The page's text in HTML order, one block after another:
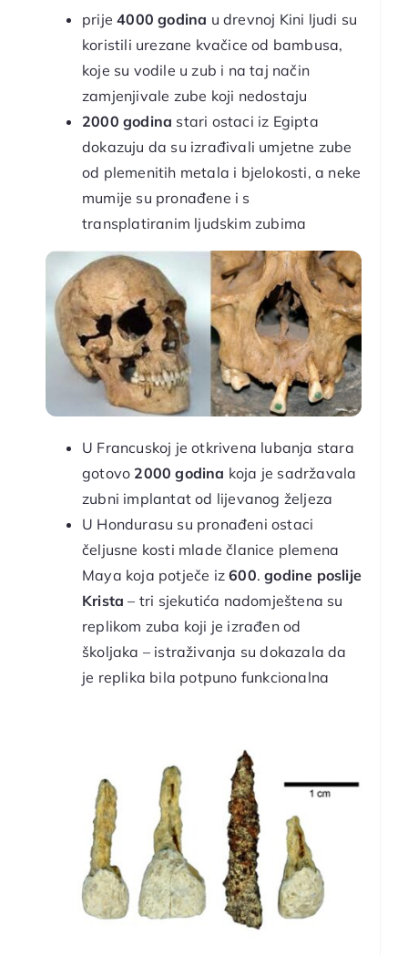
prije4000 godina u drevnoj Kini ljudi su
koristili urezane kvačice od bambusa,
koje su vodile u zub i na taj način
zamjenjivale zube koji nedostaju
2000 godina stari ostaci iz Egipta
dokazuju da su izrađivali umjetne zube
od plemenitih metala i bjelokosti, a neke
mumije su pronađene i s
transplatiranim ljudskim zubima
U Francuskoj je otkrivena lubanja stara
gotovo 2000 godina koja je sadržavala
zubni implantat od lijevanog željeza
U Hondurasu su pronađeni ostaci
čeljusne kosti mlade članice plemena
Maya koja potječe iz600.godine poslije
Krista – tri sjekutića nadomještena su
replikom zuba koji je izrađen od
školjaka – istraživanja su dokazala da
je replika bila potpuno funkcionalna